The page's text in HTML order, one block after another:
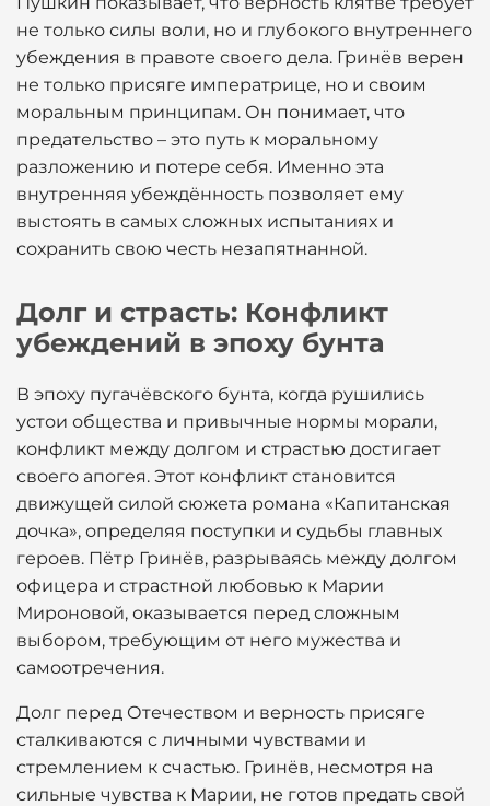
не только силы воли, но и глубокого внутреннего
убеждения в правоте своего дела. Гринёв верен
не только присяге императрице, но и своим
моральным принципам. Он понимает, что
предательство – это путь к моральному
разложению и потере себя. Именно эта
внутренняя убеждённость позволяет ему
выстоять в самых сложных испытаниях и
сохранить свою честь незапятнанной.
Долг и страсть: Конфликт
убеждений в эпоху бунта
В эпоху пугачёвского бунта, когда рушились
устои общества и привычные нормы морали,
конфликт между долгом и страстью достигает
своего апогея. Этот конфликт становится
движущей силой сюжета романа «Капитанская
дочка», определяя поступки и судьбы главных
героев. Пётр Гринёв, разрываясь между долгом
офицера и страстной любовью к Марии
Мироновой, оказывается перед сложным
выбором, требующим от него мужества и
самоотречения.
Долг перед Отечеством и верность присяге
сталкиваются с личными чувствами и
стремлением к счастью. Гринёв, несмотря на
сильные чувства к Марии, не готов предать свой